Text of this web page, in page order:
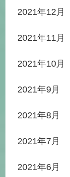
2021年12月
2021年11月
2021年10月
2021年9月
2021年8月
2021年7月
2021年6月